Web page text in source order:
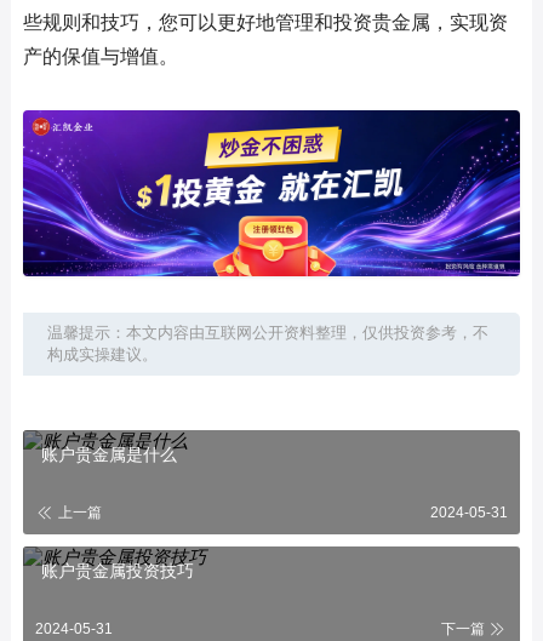
些规则和技巧，您可以更好地管理和投资贵金属，实现资
产的保值与增值。
温馨提示：本文内容由互联网公开资料整理，仅供投资参考，不
构成实操建议。
账户贵金属是什么
上一篇 2024-05-31
账户贵金属投资技巧
2024-05-31 下一篇